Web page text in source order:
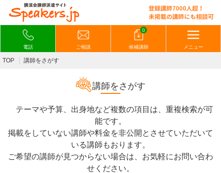
電話 ご相談
0
候補講師 メニュー
TOP 講師をさがす
講師をさがす
テーマや予算、出身地など複数の項目は、重複検索が可
能です。
掲載をしていない講師や料金を非公開とさせていただいて
いる講師もおります。
ご希望の講師が見つからない場合は、お気軽にお問い合わ
せください。